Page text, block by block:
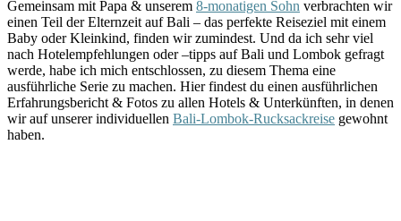
Gemeinsam mit Papa & unserem 8-monatigen Sohn verbrachten wir
einen Teil der Elternzeit auf Bali – das perfekte Reiseziel mit einem
Baby oder Kleinkind, finden wir zumindest. Und da ich sehr viel
nach Hotelempfehlungen oder –tipps auf Bali und Lombok gefragt
werde, habe ich mich entschlossen, zu diesem Thema eine
ausführliche Serie zu machen. Hier findest du einen ausführlichen
Erfahrungsbericht & Fotos zu allen Hotels & Unterkünften, in denen
wir auf unserer individuellen Bali-Lombok-Rucksackreise gewohnt
haben.